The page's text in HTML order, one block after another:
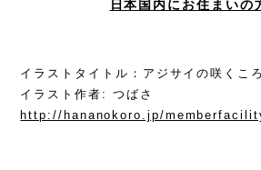
日本国内にお住まいの
イラストタイトル：アジサイの咲くころ
イラスト作者: つばさ
http://hananokoro.jp/